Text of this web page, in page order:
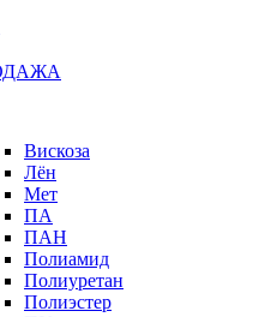
Вискоза
Лён
Мет
ПА
ПАН
Полиамид
Полиуретан
Полиэстер